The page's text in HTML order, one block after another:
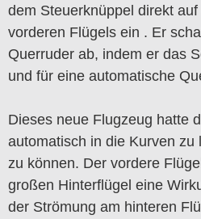
dem Steuerknüppel direkt
vorderen Flügels ein . Er
Querruder ab, indem er das
und für eine automatische
Dieses neue Flugzeug hatte
automatisch in die Kurven zu
zu können. Der vordere
großen Hinterflügel eine
der Strömung am hinteren